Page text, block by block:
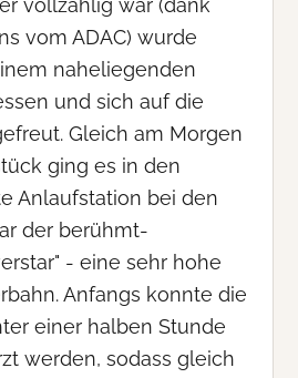
vollzählig war (dank
vom ADAC) wurde
naheliegenden
und sich auf die
Gleich am Morgen
ging es in den
Anlaufstation bei den
der berühmt-
- eine sehr hohe
Anfangs konnte die
einer halben Stunde
werden, sodass gleich